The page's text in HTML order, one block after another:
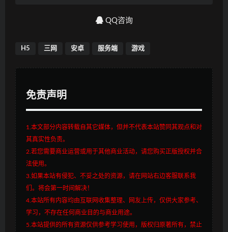
QQ咨询
H5 三网 安卓 服务端 游戏
免责声明
1.本文部分内容转载自其它媒体，但并不代表本站赞同其观点和对
其真实性负责。
2.若您需要商业运营或用于其他商业活动，请您购买正版授权并合
法使用。
3.如果本站有侵犯、不妥之处的资源，请在网站右边客服联系我
们。将会第一时间解决！
4.本站所有内容均由互联网收集整理、网友上传，仅供大家参考、
学习，不存在任何商业目的与商业用途。
5.本站提供的所有资源仅供参考学习使用，版权归原著所有，禁止